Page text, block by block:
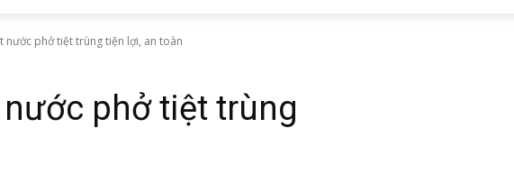
nước phở tiệt trùng tiện lợi, an toàn
phở tiệt trùng